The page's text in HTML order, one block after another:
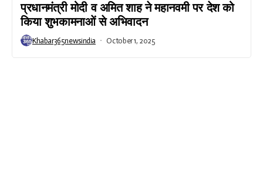
प्रधानमंत्री मोदी व अमित शाह ने महानवमी पर देश को
किया शुभकामनाओं से अभिवादन
Khabar365newsindia October 1, 2025